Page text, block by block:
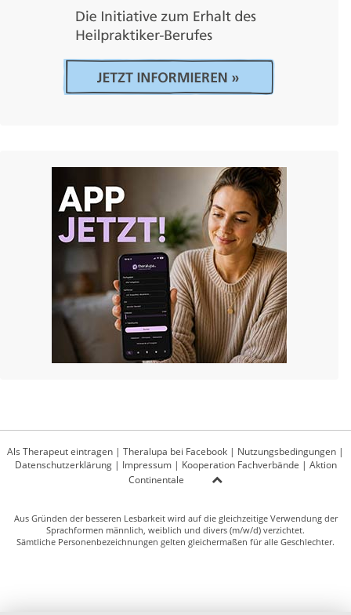
Als Therapeut eintragen | Theralupa bei Facebook | Nutzungsbedingungen |
Datenschutzerklärung| Impressum| Kooperation Fachverbände | Aktion
Continentale
Aus Gründen der besseren Lesbarkeit wird auf die gleichzeitige Verwendung der
Sprachformen männlich, weiblich und divers (m/w/d) verzichtet.
Sämtliche Personenbezeichnungen gelten gleichermaßen für alle Geschlechter.